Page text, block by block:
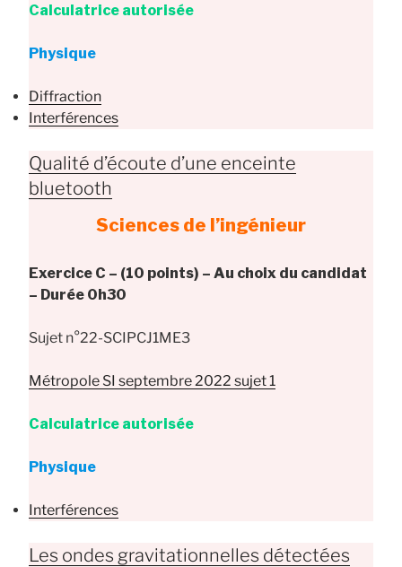
Calculatrice autorisée
Physique
Diffraction
Interférences
Qualité d’écoute d’une enceinte
bluetooth
Sciences de l’ingénieur
Exercice C – (10 points) – Au choix du candidat
– Durée 0h30
Sujet n°22-SCIPCJ1ME3
Métropole SI septembre 2022 sujet 1
Calculatrice autorisée
Physique
Interférences
Les ondes gravitationnelles détectées